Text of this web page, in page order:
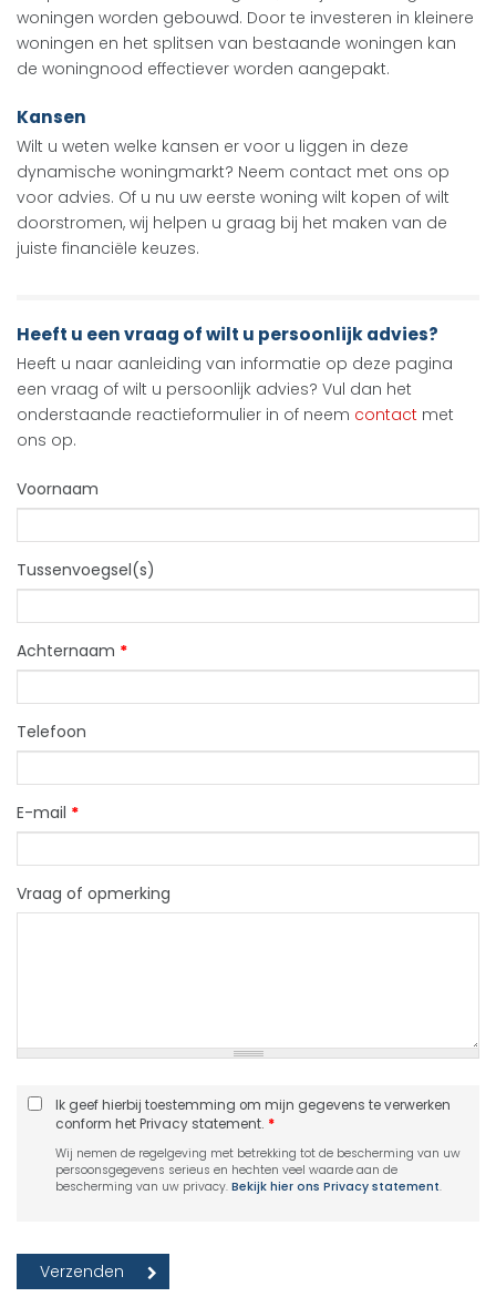
woningen worden gebouwd. Door te investeren in kleinere
woningen en het splitsen van bestaande woningen kan
de woningnood effectiever worden aangepakt.
Kansen
Wilt u weten welke kansen er voor u liggen in deze
dynamische woningmarkt? Neem contact met ons op
voor advies. Of u nu uw eerste woning wilt kopen of wilt
doorstromen, wij helpen u graag bij het maken van de
juiste financiële keuzes.
Heeft u een vraag of wilt u persoonlijk advies?
Heeft u naar aanleiding van informatie op deze pagina
een vraag of wilt u persoonlijk advies? Vul dan het
onderstaande reactieformulier in of neem contact met
ons op.
Voornaam
Tussenvoegsel(s)
Achternaam *
Telefoon
E-mail *
Vraag of opmerking
Ik geef hierbij toestemming om mijn gegevens te verwerken
conform het Privacy statement. *
Wij nemen de regelgeving met betrekking tot de bescherming van uw
persoonsgegevens serieus en hechten veel waarde aan de
bescherming van uw privacy. Bekijk hier ons Privacy statement.